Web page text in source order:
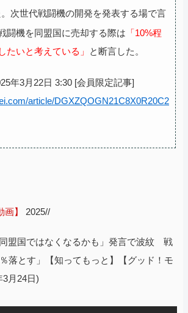
次世代戦闘機の開発を発表する場で言
闘機を同盟国に売却する際は 「10%程
たいと考えている」
と断言した。
年3月22日 3:30 [会員限定記事]
article/DGXZQOGN21C8X0R20C2
画】 2025//
盟国ではなくなるかも」発言で波紋 戦
落とす」【知ってもっと】【グッド！モ
3月24日)